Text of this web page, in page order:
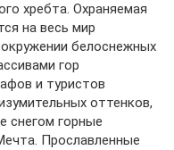
хребта. Охраняемая
на весь мир
белоснежных
гор
и туристов
оттенков,
снегом горные
Прославленные